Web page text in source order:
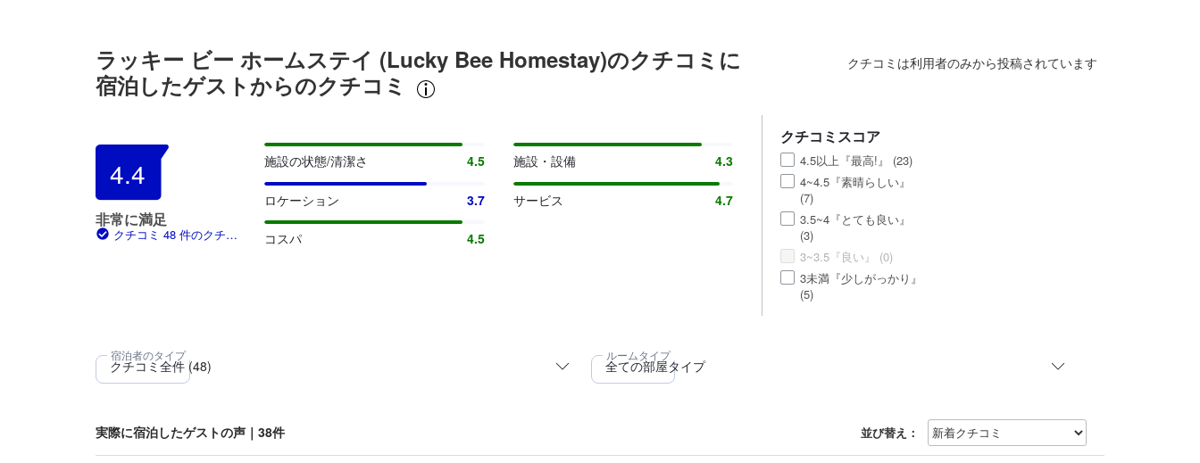
ラッキー ビー ホームステイ (Lucky Bee Homestay)のクチコミに
宿泊したゲストからのクチコミ
クチコミは利用者のみから投稿されています
4.4
非常に満足
クチコミ 48 件のクチコ
施設の状態/清潔さ 4.5 施設・設備 4.3
ロケーション 3.7 サービス 4.7
コスパ 4.5
クチコミスコア
4.5以上『最高!』 (23)
4~4.5『素晴らしい』
(7)
3.5~4『とても良い』
(3)
3~3.5『良い』 (0)
3未満『少しがっかり』
(5)
実際に宿泊したゲストの声｜38件 並び替え：